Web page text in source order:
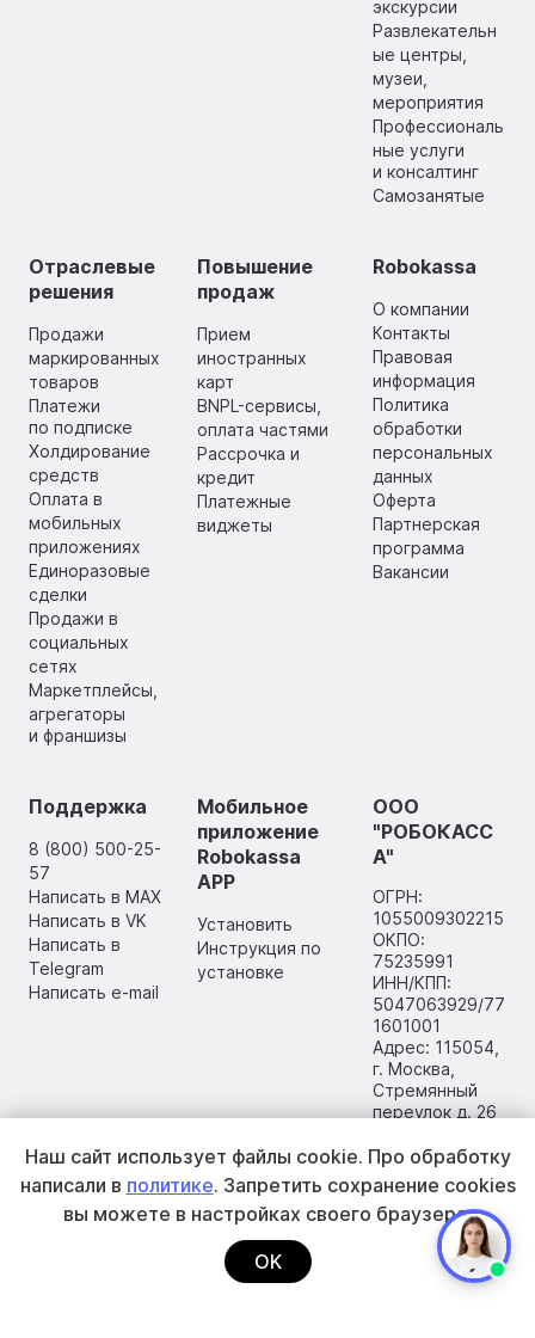
экскурсии
Развлекательн
ые центры,
музеи,
мероприятия
Профессиональ
ные услуги
и консалтинг
Самозанятые
Отраслевые
решения
Продажи
маркированных
товаров
Платежи
по подписке
Холдирование
средств
Оплата в
мобильных
приложениях
Единоразовые
сделки
Продажи в
социальных
сетях
Маркетплейсы,
агрегаторы
и франшизы
Повышение
продаж
Прием
иностранных
карт
BNPL-сервисы,
оплата частями
Рассрочка и
кредит
Платежные
виджеты
Robokassa
О компании
Контакты
Правовая
информация
Политика
обработки
персональных
данных
Оферта
Партнерская
программа
Вакансии
Поддержка
8 (800) 500-25-
57
Написать в MAX
Написать в VK
Написать в
Telegram
Написать e-mail
Мобильное
приложение
Robokassa
APP
Установить
Инструкция по
установке
ООО
"РОБОКАСС
А"
ОГРН:
1055009302215
ОКПО:
75235991
ИНН/КПП:
5047063929/77
1601001
Адрес: 115054,
г. Москва,
Стремянный
переулок д. 26
Наш сайт использует файлы cookie. Про обработку
написали в политике. Запретить сохранение cookies
вы можете в настройках своего браузера.
OK